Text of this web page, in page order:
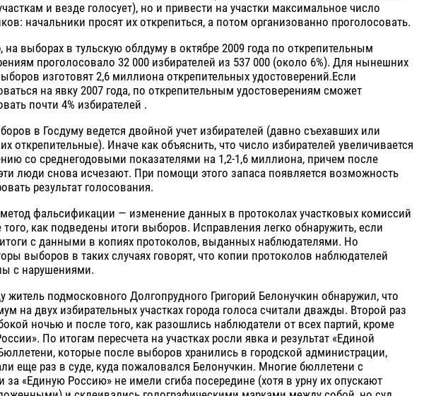
и везде голосует), но и привести на участки максимальное число
начальники просят их открепиться, а потом организованно проголосовать.
на выборах в тульскую облдуму в октябре 2009 года по открепительным
проголосовало 32 000 избирателей из 537 000 (около 6%). Для нынешних
изготовят 2,6 миллиона открепительных удостоверений.Если
на явку 2007 года, по открепительным удостоверениям сможет
почти 4% избирателей .
в Госдуму ведется двойной учет избирателей (давно съехавших или
открепительные). Иначе как объяснить, что число избирателей увеличивается
со среднегодовыми показателями на 1,2-1,6 миллиона, причем после
люди снова исчезают. При помощи этого запаса появляется возможность
результат голосования.
фальсификации — изменение данных в протоколах участковых комиссий
того, как подведены итоги выборов. Исправления легко обнаружить, если
с данными в копиях протоколов, выданных наблюдателями. Но
выборов в таких случаях говорят, что копии протоколов наблюдателей
с нарушениями.
житель подмосковного Долгопрудного Григорий Белонучкин обнаружил, что
на двух избирательных участках города голоса считали дважды. Второй раз
ночью и после того, как разошлись наблюдатели от всех партий, кроме
По итогам пересчета на участках росли явка и результат «Единой
которые после выборов хранились в городской администрации,
еще раз в суде, куда пожаловался Белонучкин. Многие бюллетени с
за «Единую Россию» не имели сгиба посередине (хотя в урну их опускают